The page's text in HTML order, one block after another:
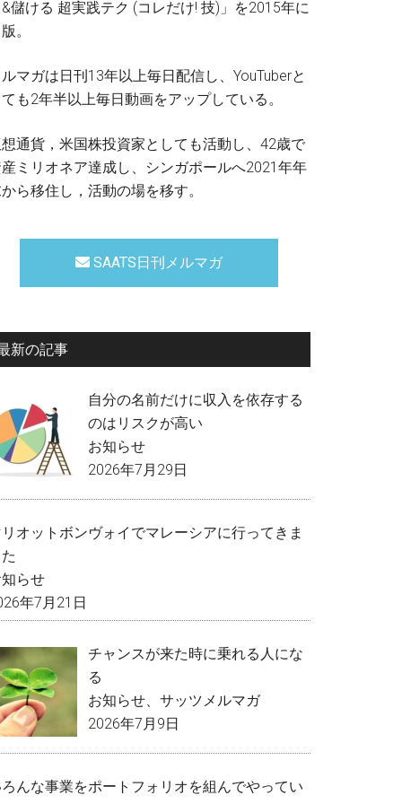
儲ける 超実践テク (コレだけ! 技)」を2015年に
。
マガは日刊13年以上毎日配信し、YouTuberと
も2年半以上毎日動画をアップしている。
通貨，米国株投資家としても活動し、42歳で
ミリオネア達成し、シンガポールへ2021年年
ら移住し，活動の場を移す。
SAATS日刊メルマガ
新の記事
自分の名前だけに収入を依存する
のはリスクが高い
お知らせ
2026年7月29日
オットボンヴォイでマレーシアに行ってきま
らせ
年7月21日
チャンスが来た時に乗れる人にな
る
お知らせ
サッツメルマガ
2026年7月9日
んな事業をポートフォリオを組んでやってい